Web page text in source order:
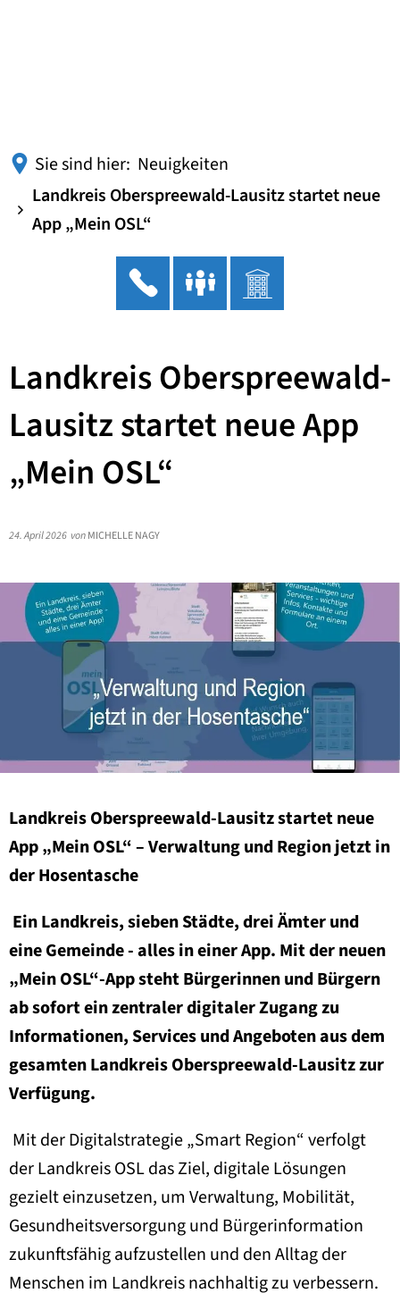
Sie sind hier: Neuigkeiten
Landkreis Oberspreewald-Lausitz startet neue
App „Mein OSL“
Landkreis Oberspreewald-
Lausitz startet neue App
„Mein OSL“
24. April 2026 vonMICHELLE NAGY
Landkreis Oberspreewald-Lausitz startet neue
App „Mein OSL“ – Verwaltung und Region jetzt in
der Hosentasche
Ein Landkreis, sieben Städte, drei Ämter und
eine Gemeinde - alles in einer App. Mit der neuen
„Mein OSL“-App steht Bürgerinnen und Bürgern
ab sofort ein zentraler digitaler Zugang zu
Informationen, Services und Angeboten aus dem
gesamten Landkreis Oberspreewald-Lausitz zur
Verfügung.
Mit der Digitalstrategie „Smart Region“ verfolgt
der Landkreis OSL das Ziel, digitale Lösungen
gezielt einzusetzen, um Verwaltung, Mobilität,
Gesundheitsversorgung und Bürgerinformation
zukunftsfähig aufzustellen und den Alltag der
Menschen im Landkreis nachhaltig zu verbessern.